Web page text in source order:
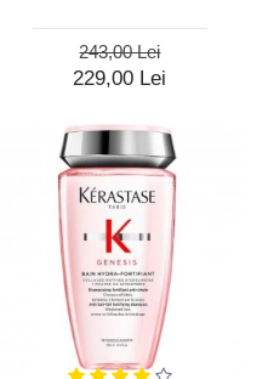
229,00 Lei
243,00 Lei